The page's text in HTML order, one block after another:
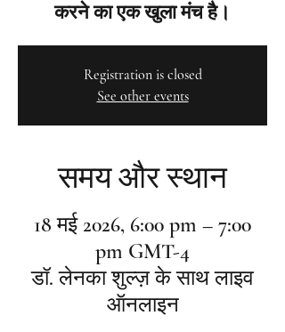
करने का एक खुला मंच है।
Registration is closed
See other events
समय और स्थान
18 मई 2026, 6:00 pm – 7:00
pm GMT-4
डॉ. लेनका शुल्ज़ के साथ लाइव
ऑनलाइन